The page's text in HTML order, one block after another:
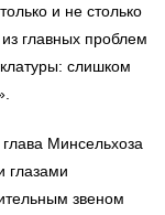
и не столько
главных проблем
слишком
Минсельхоза
глазами
звеном